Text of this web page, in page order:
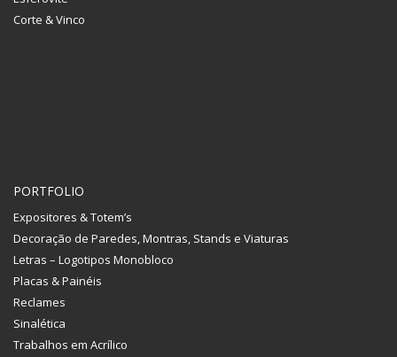
Corte & Vinco
PORTFOLIO
Expositores & Totem’s
Decoração de Paredes, Montras, Stands e Viaturas
Letras – Logotipos Monobloco
Placas & Painéis
Reclames
Sinalética
Trabalhos em Acrílico